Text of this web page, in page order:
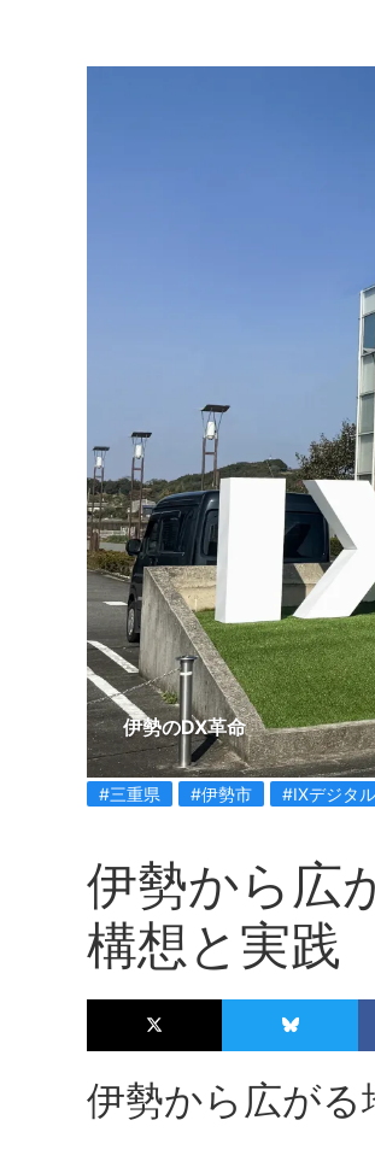
伊勢のDX革命
#三重県 #伊勢市 #IXデジタル
伊勢から広
構想と実践
伊勢から広が